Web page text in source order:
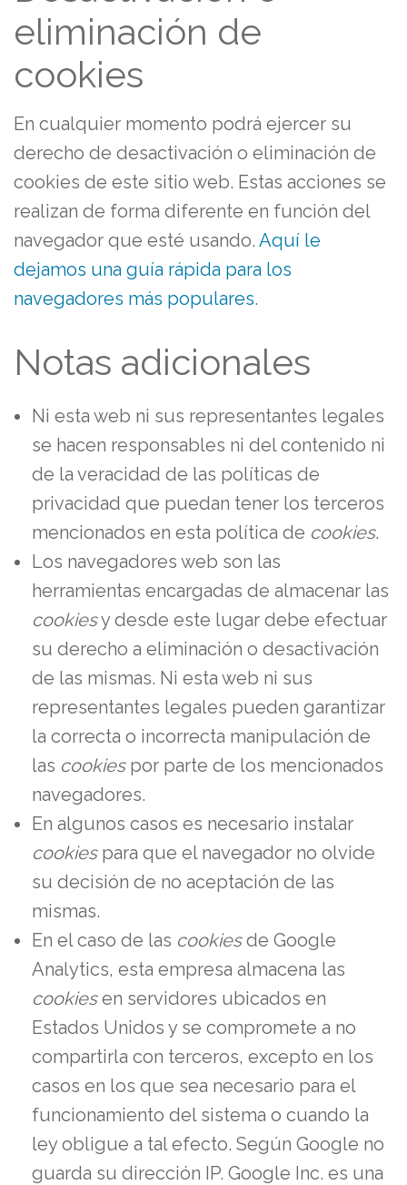
eliminación de
cookies
En cualquier momento podrá ejercer su
derecho de desactivación o eliminación de
cookies de este sitio web. Estas acciones se
realizan de forma diferente en función del
navegador que esté usando. Aquí le
dejamos una guía rápida para los
navegadores más populares.
Notas adicionales
Ni esta web ni sus representantes legales
se hacen responsables ni del contenido ni
de la veracidad de las políticas de
privacidad que puedan tener los terceros
mencionados en esta política de cookies.
Los navegadores web son las
herramientas encargadas de almacenar las
cookiesy desde este lugar debe efectuar
su derecho a eliminación o desactivación
de las mismas. Ni esta web ni sus
representantes legales pueden garantizar
la correcta o incorrecta manipulación de
las cookiespor parte de los mencionados
navegadores.
En algunos casos es necesario instalar
cookiespara que el navegador no olvide
su decisión de no aceptación de las
mismas.
En el caso de las cookiesde Google
Analytics, esta empresa almacena las
cookiesen servidores ubicados en
Estados Unidos y se compromete a no
compartirla con terceros, excepto en los
casos en los que sea necesario para el
funcionamiento del sistema o cuando la
ley obligue a tal efecto. Según Google no
guarda su dirección IP. Google Inc. es una